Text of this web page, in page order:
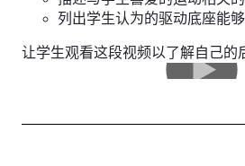
列出学生认为的驱动底座能
让学生观看这段视频以了解自己的